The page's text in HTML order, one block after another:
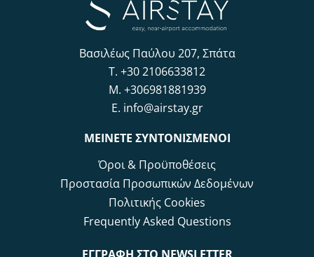
ΜΕΙΝΕΤΕ ΣΥΝΤΟΝΙΣΜΕΝΟΙ
Όροι & Προϋποθέσεις
Προστασία Προσωπικών Δεδομένων
Πολιτικής Cookies
Frequently Asked Questions
Βασιλέως Παύλου 207, Σπάτα
T. +30 2106633812
M. +306981881939
E. info@airstay.gr